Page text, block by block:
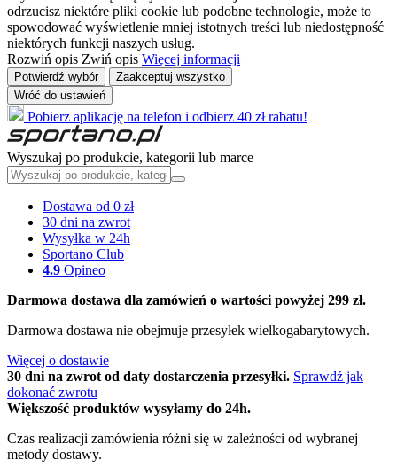
odrzucisz niektóre pliki cookie lub podobne technologie, może to
spowodować wyświetlenie mniej istotnych treści lub niedostępność
niektórych funkcji naszych usług.
Rozwiń opis Zwiń opis Więcej informacji
Potwierdź wybór
Zaakceptuj wszystko
Wróć do ustawień
Pobierz aplikację na telefon i odbierz 40 zł rabatu!
Wyszukaj po produkcie, kategorii lub marce
Dostawa od 0 zł
30 dni na zwrot
Wysyłka w 24h
Sportano Club
4.9 Opineo
Darmowa dostawa dla zamówień o wartości powyżej 299 zł.
Darmowa dostawa nie obejmuje przesyłek wielkogabarytowych.
Więcej o dostawie
30 dni na zwrot od daty dostarczenia przesyłki. Sprawdź jak
dokonać zwrotu
Większość produktów wysyłamy do 24h.
Czas realizacji zamówienia różni się w zależności od wybranej
metody dostawy.